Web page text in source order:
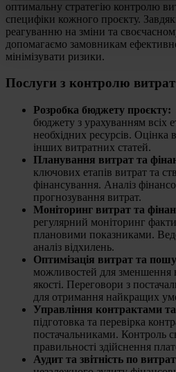
оптимальну стратегію контролю
специфіки кожного проєкту.
реагуванню на зміни та
допомагаємо замовникам
мінімізувати ризики.
Послуги з контролю
Розробка бюджету проєкту:
бюджету з урахуванням всіх
необхідних ресурсів. Оцінка
інших витратних статей.
Планування витрат та
ключових етапів витрат та
фінансування. Аналіз
прогнозування витрат.
Моніторинг витрат та
регулярний моніторинг
плановими показниками.
аналіз відхилень.
Оптимізація витрат та
можливостей для зменшення
якості. Переговори з
для отримання найкращих
Управління контрактами
підготовка та перевірка
постачальниками. Контроль
правильності здійснення
Аудит та звітність по